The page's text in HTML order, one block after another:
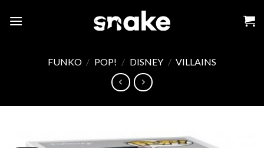
FUNKO / POP! / DISNEY / VILLAINS